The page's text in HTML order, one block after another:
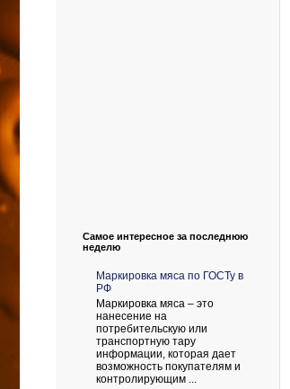
Самое интересное за последнюю
неделю
Маркировка мяса по ГОСТу в
РФ
Маркировка мяса – это
нанесение на
потребительскую или
транспортную тару
информации, которая дает
возможность покупателям и
контролирующим ...